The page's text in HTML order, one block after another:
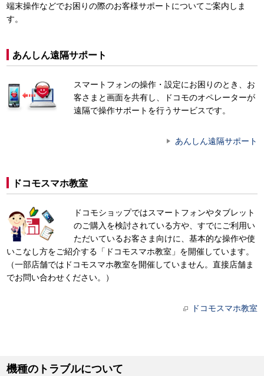
端末操作などでお困りの際のお客様サポートについてご案内しま
す。
あんしん遠隔サポート
スマートフォンの操作・設定にお困りのとき、お
客さまと画面を共有し、ドコモのオペレーターが
遠隔で操作サポートを行うサービスです。
あんしん遠隔サポート
ドコモスマホ教室
ドコモショップではスマートフォンやタブレット
のご購入を検討されている方や、すでにご利用い
ただいているお客さま向けに、基本的な操作や使
いこなし方をご紹介する「ドコモスマホ教室」を開催しています。
（一部店舗ではドコモスマホ教室を開催していません。直接店舗ま
でお問い合わせください。）
ドコモスマホ教室
機種のトラブルについて